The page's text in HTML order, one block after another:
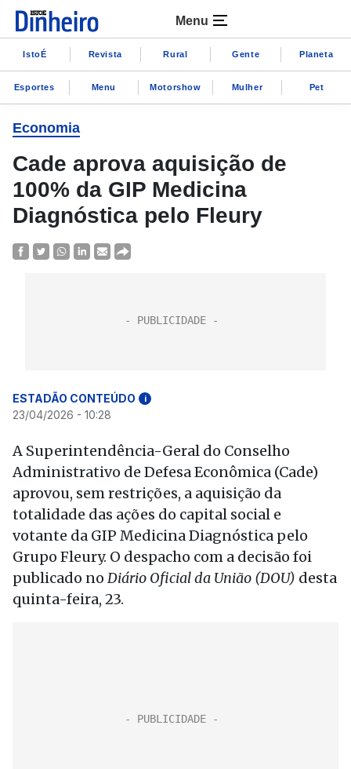
Menu
IstoÉ Revista Rural Gente Planeta
Esportes Menu Motorshow Mulher Pet
Economia
Cade aprova aquisição de
100% da GIP Medicina
Diagnóstica pelo Fleury
ESTADÃO CONTEÚDO i
23/04/2026 - 10:28
A Superintendência-Geral do Conselho
Administrativo de Defesa Econômica (Cade)
aprovou, sem restrições, a aquisição da
totalidade das ações do capital social e
votante da GIP Medicina Diagnóstica pelo
Grupo Fleury. O despacho com a decisão foi
publicado no Diário Oficial da União (DOU) desta
quinta-feira, 23.